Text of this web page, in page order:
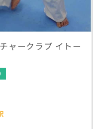
ャークラブ イトー